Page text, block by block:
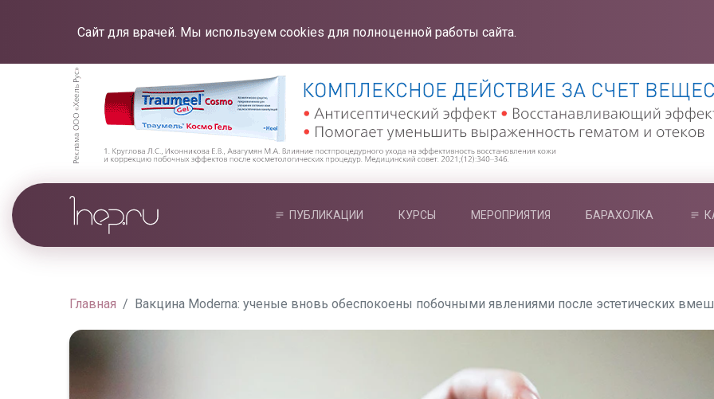
Сайт для врачей. Мы используем cookies для полноценной работы сайта.
ПУБЛИКАЦИИ КУРСЫ МЕРОПРИЯТИЯ БАРАХОЛКА
Главная Вакцина Moderna: ученые вновь обеспокоены побочными явлениями после эстетических